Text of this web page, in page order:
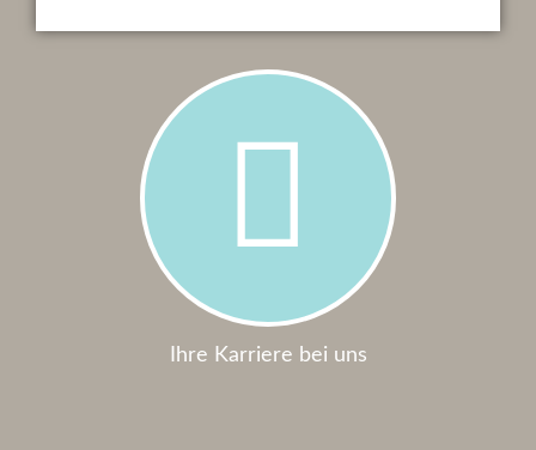
Ihre Karriere bei uns